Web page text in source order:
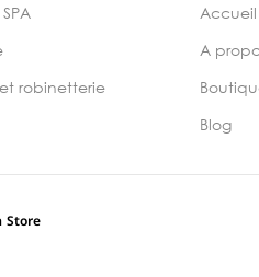
robinetterie
Accueil
A
Blog
Store